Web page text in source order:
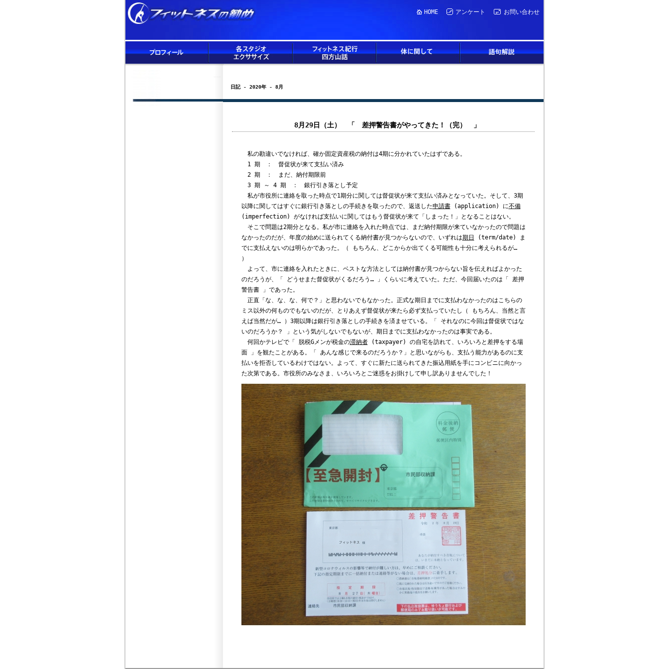
HOME アンケート お問い合わせ
日記 - 2020年 - 8月
8月29日（土） 「 差押警告書がやってきた！（完） 」
私の勘違いでなければ、確か固定資産税の納付は4期に分かれていたはずである。
1 期 ： 督促状が来て支払い済み
2 期 ： まだ、納付期限前
3 期 ～ 4 期 ： 銀行引き落とし予定
私が市役所に連絡を取った時点で1期分に関しては督促状が来て支払い済みとなっていた。そして、3期
以降に関してはすぐに銀行引き落としの手続きを取ったので、返送した申請書(application) に不備
(imperfection) がなければ支払いに関してはもう督促状が来て「しまった！」となることはない。
そこで問題は2期分となる。私が市に連絡を入れた時点では、まだ納付期限が来ていなかったので問題は
なかったのだが、年度の始めに送られてくる納付書が見つからないので、いずれは期日
(term/date) ま
でに支払えないのは明らかであった。（ もちろん、どこからか出てくる可能性も十分に考えられるが…
）
よって、市に連絡を入れたときに、ベストな方法としては納付書が見つからない旨を伝えればよかった
のだろうが、「 どうせまた督促状がくるだろう… 」くらいに考えていた。ただ、今回届いたのは「 差押
警告書 」であった。
正直「な、な、な、何で？」と思わないでもなかった。正式な期日までに支払わなかったのはこちらの
ミス以外の何ものでもないのだが、とりあえず督促状が来たら必ず支払っていたし（ もちろん、当然と言
えば当然だが… ）3期以降は銀行引き落としの手続きを済ませている。「 それなのに今回は督促状ではな
いのだろうか？ 」という気がしないでもないが、期日までに支払わなかったのは事実である。
何回かテレビで「 脱税Gメンが税金の滞納者(taxpayer) の自宅を訪れて、いろいろと差押をする場
面 」を観たことがある。「 あんな感じで来るのだろうか？」と思いながらも、支払う能力があるのに支
払いを拒否しているわけではない。よって、すぐに新たに送られてきた振込用紙を手にコンビニに向かっ
た次第である。市役所のみなさま、いろいろとご迷惑をお掛けして申し訳ありませんでした！